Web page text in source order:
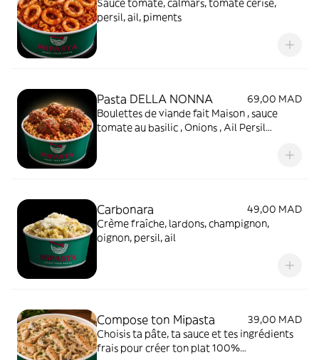
Sauce tomate, calmars, tomate cerise,
persil, ail, piments
Pasta DELLA NONNA
69,00 MAD
Boulettes de viande fait Maison , sauce
tomate au basilic , Onions , Ail Persil
Carbonara
49,00 MAD
Crème fraîche, lardons, champignon,
oignon, persil, ail
Compose ton Mipasta
39,00 MAD
Choisis ta pâte, ta sauce et tes ingrédients
frais pour créer ton plat 100%